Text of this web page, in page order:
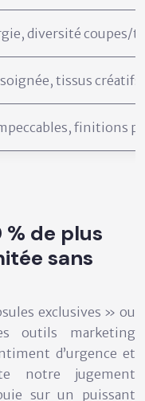
diversité coupes/
tissus
finitions
% de plus
sans
exclusives » ou
outils marketing
d’urgence et
notre jugement
sur un puissant